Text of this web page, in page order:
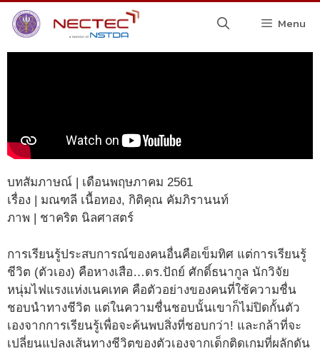
Menu
บทสัมภาษณ์ | เดือนพฤษภาคม 2561
เรื่อง | มณฑลี เนื้อทอง, กิติคุณ คัมภิรานนท์
ภาพ | ชาคริต นิลศาสตร์
การเรียนรู้ประสบการณ์ของคนอื่นคือเข็มทิศ แต่การเรียนรู้
ชีวิต (ตัวเอง) คือหางเสือ…ดร.ปัถย์ ศักดิ์ธนากูล นักวิจัย
หนุ่มไฟแรงแห่งเนคเทค คือตัวอย่างของคนที่ใช้ความชื่น
ชอบนำทางชีวิต แต่ในความชื่นชอบนั้นเขาก็ไม่ปิดกั้นตัว
เองจากการเรียนรู้เพื่อจะค้นพบสิ่งที่ชอบกว่า! และกล้าที่จะ
เปลี่ยนแปลงเส้นทางชีวิตของตัวเองจากเด็กติดเกมที่ผลักดัน